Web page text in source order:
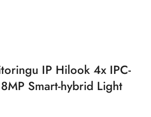
IP Hilook 4x IPC-
Smart-hybrid Light